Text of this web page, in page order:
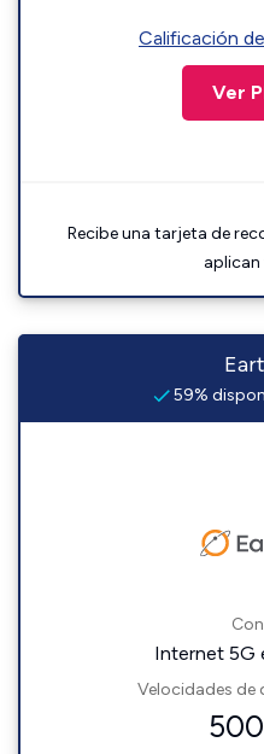
Calificación
Ver
Recibe una tarjeta de
59%
Internet 5G
Velocidades de